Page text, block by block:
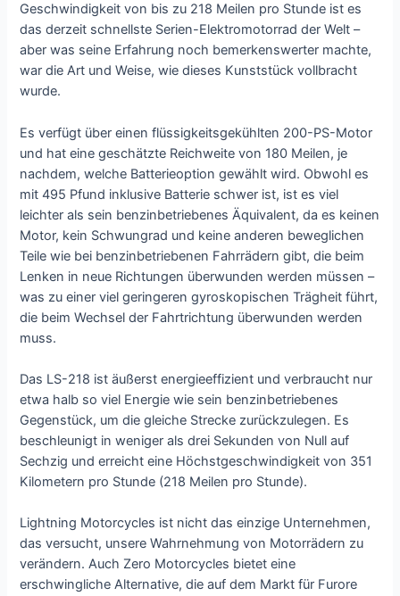
Geschwindigkeit von bis zu 218 Meilen pro Stunde ist es
das derzeit schnellste Serien-Elektromotorrad der Welt –
aber was seine Erfahrung noch bemerkenswerter machte,
war die Art und Weise, wie dieses Kunststück vollbracht
wurde.
Es verfügt über einen flüssigkeitsgekühlten 200-PS-Motor
und hat eine geschätzte Reichweite von 180 Meilen, je
nachdem, welche Batterieoption gewählt wird. Obwohl es
mit 495 Pfund inklusive Batterie schwer ist, ist es viel
leichter als sein benzinbetriebenes Äquivalent, da es keinen
Motor, kein Schwungrad und keine anderen beweglichen
Teile wie bei benzinbetriebenen Fahrrädern gibt, die beim
Lenken in neue Richtungen überwunden werden müssen –
was zu einer viel geringeren gyroskopischen Trägheit führt,
die beim Wechsel der Fahrtrichtung überwunden werden
muss.
Das LS-218 ist äußerst energieeffizient und verbraucht nur
etwa halb so viel Energie wie sein benzinbetriebenes
Gegenstück, um die gleiche Strecke zurückzulegen. Es
beschleunigt in weniger als drei Sekunden von Null auf
Sechzig und erreicht eine Höchstgeschwindigkeit von 351
Kilometern pro Stunde (218 Meilen pro Stunde).
Lightning Motorcycles ist nicht das einzige Unternehmen,
das versucht, unsere Wahrnehmung von Motorrädern zu
verändern. Auch Zero Motorcycles bietet eine
erschwingliche Alternative, die auf dem Markt für Furore